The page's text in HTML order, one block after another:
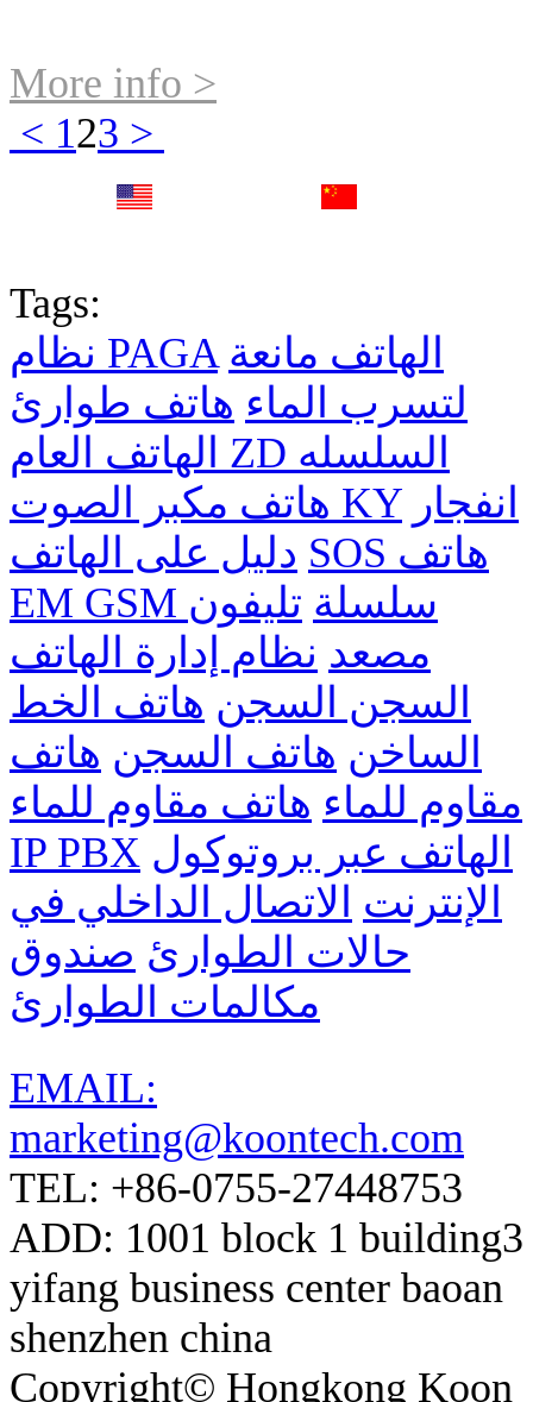
More info >
< 123 >
Tags:
نظام PAGA الهاتف مانعة
لتسرب الماء هاتف طوارئ
الهاتف العام ZD السلسله
هاتف مكبر الصوت KY انفجار
دليل على الهاتف SOS هاتف
EM GSM سلسلة تليفون
مصعد نظام إدارة الهاتف
السجن السجن هاتف الخط
الساخن هاتف السجن هاتف
مقاوم للماء هاتف مقاوم للماء
IP PBX الهاتف عبر بروتوكول
الإنترنت
الاتصال الداخلي في
حالات الطوارئ صندوق
مكالمات الطوارئ
EMAIL:
marketing@koontech.com
TEL: +86-0755-27448753
ADD: 1001 block 1 building3
yifang business center baoan
shenzhen china
Copyright© Hongkong Koon